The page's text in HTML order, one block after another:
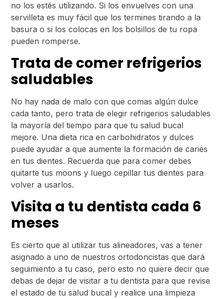
no los estés utilizando. Si los envuelves con una
servilleta es muy fácil que los termines tirando a la
basura o si los colocas en los bolsillos de tu ropa
pueden romperse.
Trata de comer refrigerios
saludables
No hay nada de malo con que comas algún dulce
cada tanto, pero trata de elegir refrigerios saludables
la mayoría del tiempo para que tu salud bucal
mejore. Una dieta rica en carbohidratos y dulces
puede ayudar a que aumente la formación de caries
en tus dientes. Recuerda que para comer debes
quitarte tus moons y luego cepillar tus dientes para
volver a usarlos.
Visita a tu dentista cada 6
meses
Es cierto que al utilizar tus alineadores, vas a tener
asignado a uno de nuestros ortodoncistas que dará
seguimiento a tu caso, pero esto no quiere decir que
debas de dejar de visitar a tu dentista para que revise
el estado de tu salud bucal y realice una limpieza